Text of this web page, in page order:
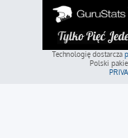
Technologię dostarcza
Polski